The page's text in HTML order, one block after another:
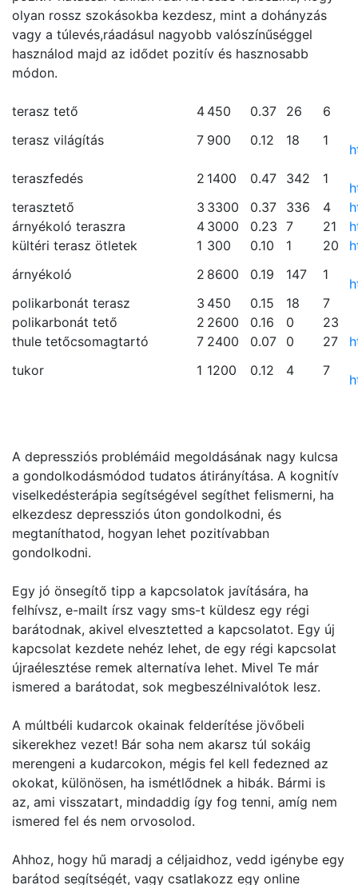
olyan rossz szokásokba kezdesz, mint a dohányzás
vagy a túlevés,ráadásul nagyobb valószínűséggel
használod majd az idődet pozitív és hasznosabb
módon.
terasz tető 4 450 0.37 26
6
terasz világítás
7 900 0.12 18 1
teraszfedés
2 1400 0.47 342 1
terasztető
3 3300 0.37 336 4
árnyékoló teraszra
4 3000 0.23 7 21
kültéri terasz ötletek
1 300 0.10 1 20
árnyékoló
2 8600 0.19 147 1
polikarbonát terasz
3 450 0.15 18
7
polikarbonát tető
2 2600 0.16 0
23
thule tetőcsomagtartó
7 2400 0.07 0 27
tukor
1 1200 0.12 4 7
A depressziós problémáid megoldásának nagy kulcsa
a gondolkodásmódod tudatos átirányítása. A kognitív
viselkedésterápia segítségével segíthet felismerni, ha
elkezdesz depressziós úton gondolkodni, és
megtaníthatod, hogyan lehet pozitívabban
gondolkodni.
Egy jó önsegítő tipp a kapcsolatok javítására, ha
felhívsz, e-mailt írsz vagy sms-t küldesz egy régi
barátodnak, akivel elvesztetted a kapcsolatot. Egy új
kapcsolat kezdete nehéz lehet, de egy régi kapcsolat
újraélesztése remek alternatíva lehet. Mivel Te már
ismered a barátodat, sok megbeszélnivalótok lesz.
A múltbéli kudarcok okainak felderítése jövőbeli
sikerekhez vezet! Bár soha nem akarsz túl sokáig
merengeni a kudarcokon, mégis fel kell fedezned az
okokat, különösen, ha ismétlődnek a hibák. Bármi is
az, ami visszatart, mindaddig így fog tenni, amíg nem
ismered fel és nem orvosolod.
Ahhoz, hogy hű maradj a céljaidhoz, vedd igénybe egy
barátod segítségét, vagy csatlakozz egy online